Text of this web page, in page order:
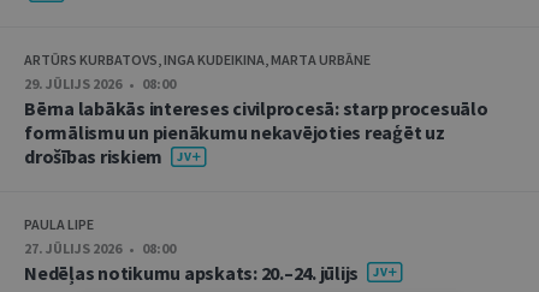
ARTŪRS KURBATOVS, INGA KUDEIKINA, MARTA URBĀNE
29. JŪLIJS 2026 • 08:00
Bērna labākās intereses civilprocesā: starp procesuālo
formālismu un pienākumu nekavējoties reaģēt uz
drošības riskiem
PAULA LIPE
27. JŪLIJS 2026 • 08:00
Nedēļas notikumu apskats: 20.–24. jūlijs